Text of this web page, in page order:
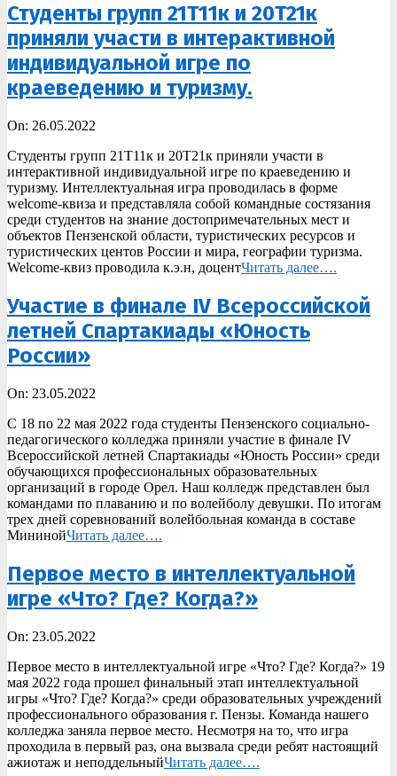
Студенты групп 21Т11к и 20Т21к
приняли участи в интерактивной
индивидуальной игре по
краеведению и туризму.
2022-
26
On: 26.05.2022
Студенты групп 21Т11к и 20Т21к приняли участи в
интерактивной индивидуальной игре по краеведению и
туризму. Интеллектуальная игра проводилась в форме
welcome-квиза и представляла собой командные состязания
среди студентов на знание достопримечательных мест и
объектов Пензенской области, туристических ресурсов и
туристических центов России и мира, географии туризма.
Welcome-квиз проводила к.э.н, доцентЧитать далее….
Участие в финале IV Всероссийской
летней Спартакиады «Юность
России»
2022-
23
On: 23.05.2022
С 18 по 22 мая 2022 года студенты Пензенского социально-
педагогического колледжа приняли участие в финале IV
Всероссийской летней Спартакиады «Юность России» среди
обучающихся профессиональных образовательных
организаций в городе Орел. Наш колледж представлен был
командами по плаванию и по волейболу девушки. По итогам
трех дней соревнований волейбольная команда в составе
МининойЧитать далее….
Первое место в интеллектуальной
игре «Что? Где? Когда?»
2022-
23
On: 23.05.2022
Первое место в интеллектуальной игре «Что? Где? Когда?» 19
мая 2022 года прошел финальный этап интеллектуальной
игры «Что? Где? Когда?» среди образовательных учреждений
профессионального образования г. Пензы. Команда нашего
колледжа заняла первое место. Несмотря на то, что игра
проходила в первый раз, она вызвала среди ребят настоящий
ажиотаж и неподдельныйЧитать далее….